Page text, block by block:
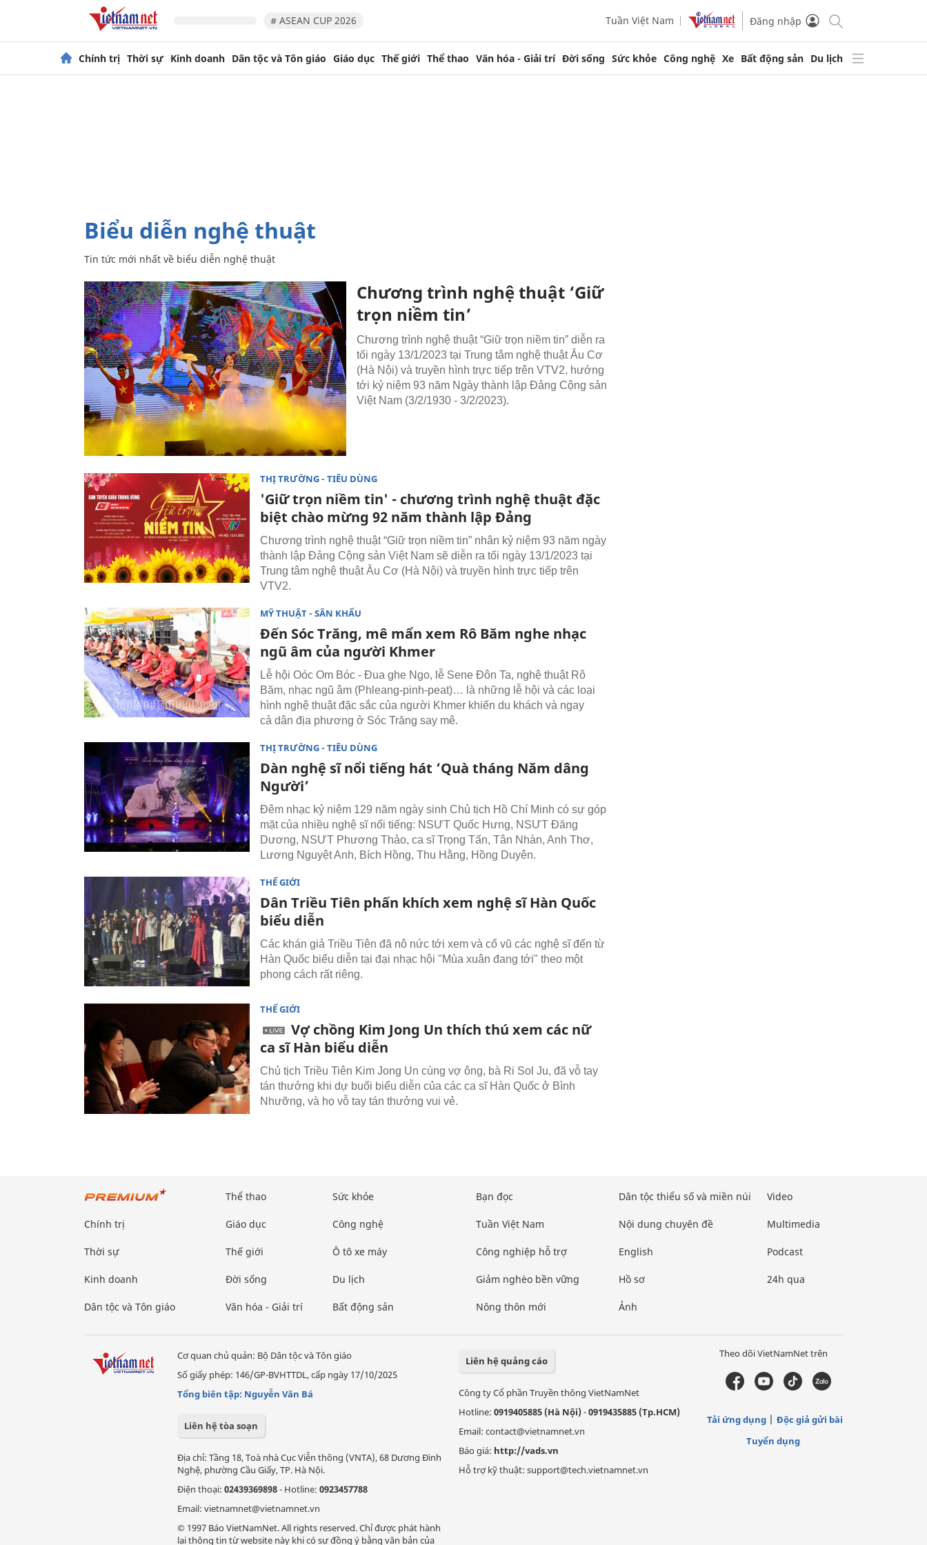
# ASEAN CUP 2026 Tuần Việt Nam Đăng nhập
Chính trị Thời sự Kinh doanh Dân tộc và Tôn giáo Giáo dục Thế giới Thể thao Văn hóa - Giải trí Đời sống Sức khỏe Công nghệ Xe Bất động sản Du lịch
biểu diễn nghệ thuật
Tin tức mới nhất về biểu diễn nghệ thuật
Chương trình nghệ thuật ‘Giữ
trọn niềm tin’
Chương trình nghệ thuật “Giữ trọn niềm tin” diễn ra
tối ngày 13/1/2023 tại Trung tâm nghệ thuật Âu Cơ
(Hà Nội) và truyền hình trực tiếp trên VTV2, hướng
tới kỷ niệm 93 năm Ngày thành lập Đảng Cộng sản
Việt Nam (3/2/1930 - 3/2/2023).
THỊ TRƯỜNG - TIÊU DÙNG
'Giữ trọn niềm tin' - chương trình nghệ thuật đặc
biệt chào mừng 92 năm thành lập Đảng
Chương trình nghệ thuật “Giữ trọn niềm tin” nhân kỷ niệm 93 năm ngày
thành lập Đảng Cộng sản Việt Nam sẽ diễn ra tối ngày 13/1/2023 tại
Trung tâm nghệ thuật Âu Cơ (Hà Nội) và truyền hình trực tiếp trên
VTV2.
MỸ THUẬT - SÂN KHẤU
Đến Sóc Trăng, mê mẩn xem Rô Băm nghe nhạc
ngũ âm của người Khmer
Lễ hội Oóc Om Bóc - Đua ghe Ngo, lễ Sene Đôn Ta, nghệ thuật Rô
Băm, nhạc ngũ âm (Phleang-pinh-peat)… là những lễ hội và các loại
hình nghệ thuật đặc sắc của người Khmer khiến du khách và ngay
cả dân địa phương ở Sóc Trăng say mê.
THỊ TRƯỜNG - TIÊU DÙNG
Dàn nghệ sĩ nổi tiếng hát ‘Quà tháng Năm dâng
Người’
Đêm nhạc kỷ niệm 129 năm ngày sinh Chủ tịch Hồ Chí Minh có sự góp
mặt của nhiều nghệ sĩ nổi tiếng: NSƯT Quốc Hưng, NSƯT Đăng
Dương, NSƯT Phương Thảo, ca sĩ Trọng Tấn, Tân Nhàn, Anh Thơ,
Lương Nguyệt Anh, Bích Hồng, Thu Hằng, Hồng Duyên.
THẾ GIỚI
Dân Triều Tiên phấn khích xem nghệ sĩ Hàn Quốc
biểu diễn
Các khán giả Triều Tiên đã nô nức tới xem và cổ vũ các nghệ sĩ đến từ
Hàn Quốc biểu diễn tại đại nhạc hội "Mùa xuân đang tới" theo một
phong cách rất riêng.
THẾ GIỚI
Vợ chồng Kim Jong Un thích thú xem các nữ
ca sĩ Hàn biểu diễn
Chủ tịch Triều Tiên Kim Jong Un cùng vợ ông, bà Ri Sol Ju, đã vỗ tay
tán thưởng khi dự buổi biểu diễn của các ca sĩ Hàn Quốc ở Bình
Nhưỡng, và họ vỗ tay tán thưởng vui vẻ.
Chính trị
Thời sự
Kinh doanh
Dân tộc và Tôn giáo
Thể thao
Giáo dục
Thế giới
Đời sống
Văn hóa - Giải trí
Sức khỏe
Công nghệ
Ô tô xe máy
Du lịch
Bất động sản
Bạn đọc
Tuần Việt Nam
Công nghiệp hỗ trợ
Giảm nghèo bền vững
Nông thôn mới
Dân tộc thiểu số và miền núi
Nội dung chuyên đề
English
Hồ sơ
Ảnh
Video
Multimedia
Podcast
24h qua
Cơ quan chủ quản: Bộ Dân tộc và Tôn giáo
Số giấy phép: 146/GP-BVHTTDL, cấp ngày 17/10/2025
Tổng biên tập: Nguyễn Văn Bá
Liên hệ tòa soạn
Địa chỉ: Tầng 18, Toà nhà Cục Viễn thông (VNTA), 68 Dương Đình
Nghệ, phường Cầu Giấy, TP. Hà Nội.
Điện thoại: 02439369898- Hotline: 0923457788
Email: vietnamnet@vietnamnet.vn
© 1997 Báo VietNamNet. All rights reserved. Chỉ được phát hành
lại thông tin từ website này khi có sự đồng ý bằng văn bản của
Liên hệ quảng cáo
Công ty Cổ phần Truyền thông VietNamNet
Hotline: 0919405885 (Hà Nội)-0919435885 (Tp.HCM)
Email: contact@vietnamnet.vn
Báo giá: http://vads.vn
Hỗ trợ kỹ thuật: support@tech.vietnamnet.vn
Theo dõi VietNamNet trên
Tải ứng dụng
Độc giả gửi bài
Tuyển dụng